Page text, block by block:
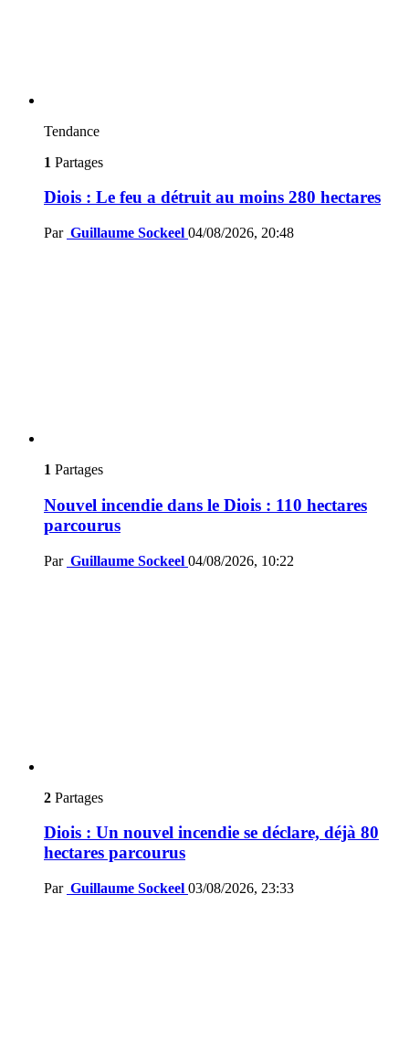
Tendance
1 Partages
Diois : Le feu a détruit au moins 280 hectares
Par Guillaume Sockeel 04/08/2026, 20:48
1 Partages
Nouvel incendie dans le Diois : 110 hectares
parcourus
Par Guillaume Sockeel 04/08/2026, 10:22
2 Partages
Diois : Un nouvel incendie se déclare, déjà 80
hectares parcourus
Par Guillaume Sockeel 03/08/2026, 23:33